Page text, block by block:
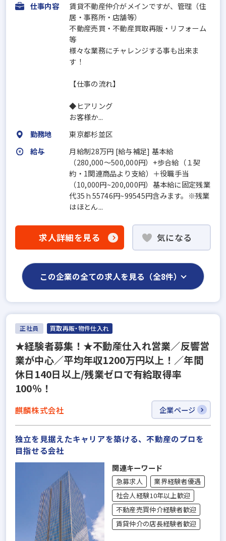
仕事内容
賃貸不動産仲介がメインですが、管理（住
居・事務所・店舗等）
不動産売買・不動産買取再販・リフォーム
等
様々な業務にチャレンジする事も出来ま
す！
【仕事の流れ】
◆ヒアリング
お客様か...
勤務地
東京都杉並区
給与
月給制28万円 [給与補足] 基本給
（280,000〜500,000円）+歩合給（１契
約・1関連商品より支給）＋役職手当
（10,000円~200,000円）基本給に固定残業
代35ｈ55746円~99545円含みます。※残業
はほとん...
求人詳細を見る 気になる
この企業の全ての求人を見る（全8件）
正社員 買取再販・物件仕入れ
★経験者募集！★不動産仕入れ営業／反響営
業が中心／平均年収1200万円以上！／年間
休日140日以上/残業ゼロで有給取得率
100％！
麒麟株式会社 企業ページ
独立を見据えたキャリアを築ける、不動産のプロを
目指せる会社
関連キーワード
急募求人
業界経験者優遇
社会人経験10年以上歓迎
不動産売買仲介経験者歓迎
賃貸仲介の店長経験者歓迎